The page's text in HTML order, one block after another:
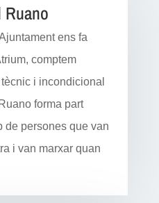
ens fa
comptem
i incondicional
forma part
de persones que van
i van marxar quan